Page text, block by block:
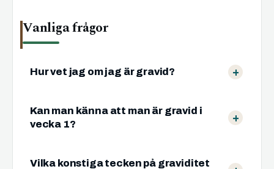
Vanliga frågor
Hur vet jag om jag är gravid?
Kan man känna att man är gravid i
vecka 1?
Vilka konstiga tecken på graviditet